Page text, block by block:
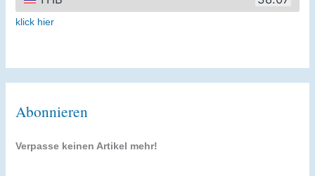
klick hier
Abonnieren
Verpasse keinen Artikel mehr!